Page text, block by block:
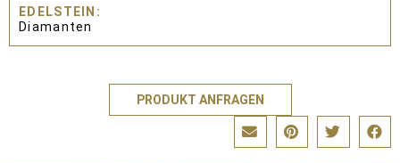
EDELSTEIN
Diamanten
PRODUKT ANFRAGEN